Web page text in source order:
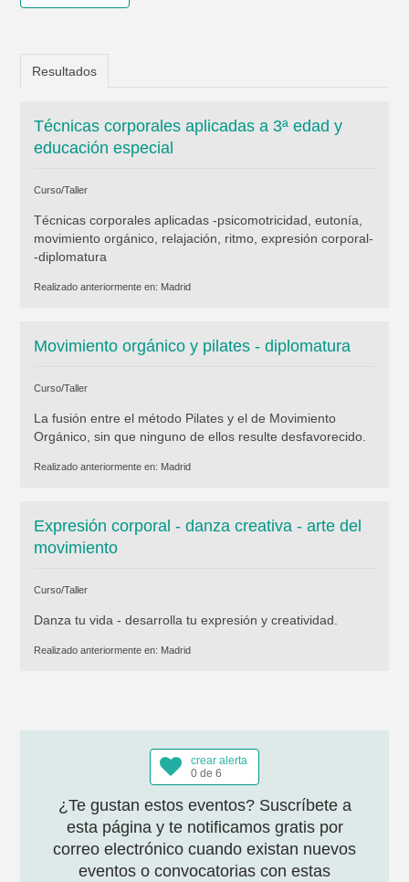
Resultados
Técnicas corporales aplicadas a 3ª edad y
educación especial
Curso/Taller
Técnicas corporales aplicadas -psicomotricidad, eutonía,
movimiento orgánico, relajación, ritmo, expresión corporal-
-diplomatura
Realizado anteriormente en: Madrid
Movimiento orgánico y pilates - diplomatura
Curso/Taller
La fusión entre el método Pilates y el de Movimiento
Orgánico, sin que ninguno de ellos resulte desfavorecido.
Realizado anteriormente en: Madrid
Expresión corporal - danza creativa - arte del
movimiento
Curso/Taller
Danza tu vida - desarrolla tu expresión y creatividad.
Realizado anteriormente en: Madrid
crear alerta
0 de 6
¿Te gustan estos eventos? Suscríbete a
esta página y te notificamos gratis por
correo electrónico cuando existan nuevos
eventos o convocatorias con estas